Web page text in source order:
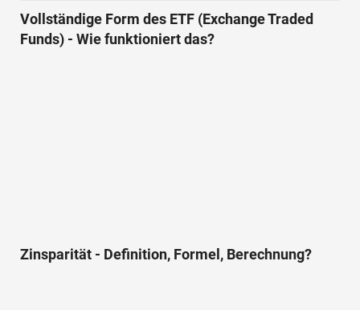
Vollständige Form des ETF (Exchange Traded
Funds) - Wie funktioniert das?
Zinsparität - Definition, Formel, Berechnung?